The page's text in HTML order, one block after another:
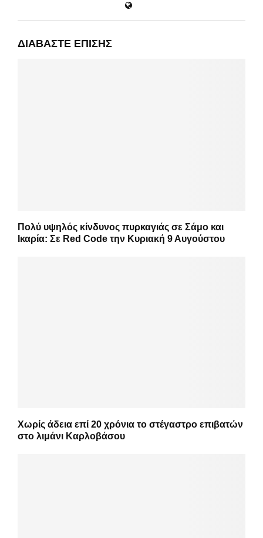
ΔΙΑΒΆΣΤΕ ΕΠΊΣΗΣ
Πολύ υψηλός κίνδυνος πυρκαγιάς σε Σάμο και
Ικαρία: Σε Red Code την Κυριακή 9 Αυγούστου
Χωρίς άδεια επί 20 χρόνια το στέγαστρο επιβατών
στο λιμάνι Καρλοβάσου